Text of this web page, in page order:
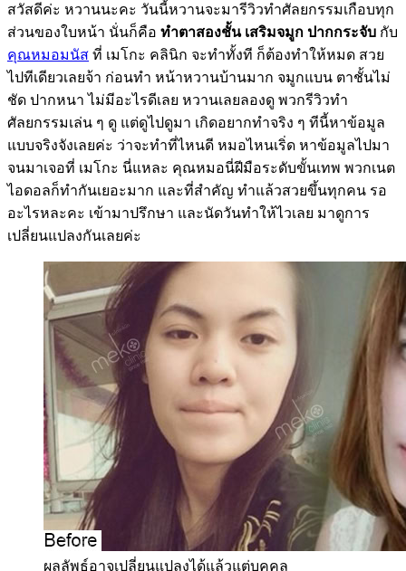
สวัสดีค่ะ หวานนะคะ วันนี้หวานจะมารีวิวทำศัลยกรรมเกือบทุก
ส่วนของใบหน้า นั่นก็คือ ทำตาสองชั้น เสริมจมูก ปากกระจับ กับ
คุณหมอมนัส ที่ เมโกะ คลินิก จะทำทั้งที ก็ต้องทำให้หมด สวย
ไปทีเดียวเลยจ้า ก่อนทำ หน้าหวานบ้านมาก จมูกแบน ตาชั้นไม่
ชัด ปากหนา ไม่มีอะไรดีเลย หวานเลยลองดู พวกรีวิวทำ
ศัลยกรรมเล่น ๆ ดู แต่ดูไปดูมา เกิดอยากทำจริง ๆ ทีนี้หาข้อมูล
แบบจริงจังเลยค่ะ ว่าจะทำที่ไหนดี หมอไหนเริ่ด หาข้อมูลไปมา
จนมาเจอที่ เมโกะ นี่แหละ คุณหมอนี่ฝีมือระดับขั้นเทพ พวกเนต
ไอดอลก็ทำกันเยอะมาก และที่สำคัญ ทำแล้วสวยขึ้นทุกคน รอ
อะไรหละคะ เข้ามาปรึกษา และนัดวันทำให้ไวเลย มาดูการ
เปลี่ยนแปลงกันเลยค่ะ
ผลลัพธ์อาจเปลี่ยนแปลงได้แล้วแต่บุคคล